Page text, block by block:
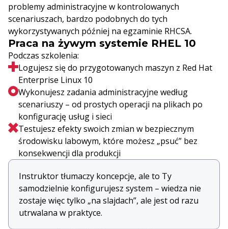
problemy administracyjne w kontrolowanych
scenariuszach, bardzo podobnych do tych
wykorzystywanych później na egzaminie RHCSA.
Praca na żywym systemie RHEL 10
Podczas szkolenia:
Logujesz się do przygotowanych maszyn z Red Hat
Enterprise Linux 10
Wykonujesz zadania administracyjne według
scenariuszy – od prostych operacji na plikach po
konfigurację usług i sieci
Testujesz efekty swoich zmian w bezpiecznym
środowisku labowym, które możesz „psuć” bez
konsekwencji dla produkcji
Instruktor tłumaczy koncepcje, ale to Ty
samodzielnie konfigurujesz system – wiedza nie
zostaje więc tylko „na slajdach”, ale jest od razu
utrwalana w praktyce.